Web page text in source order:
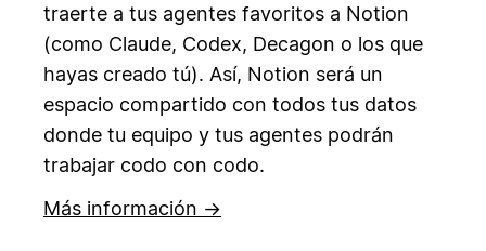
traerte a tus agentes favoritos a Notion
(como Claude, Codex, Decagon o los que
hayas creado tú). Así, Notion será un
espacio compartido con todos tus datos
donde tu equipo y tus agentes podrán
trabajar codo con codo.
Más información →